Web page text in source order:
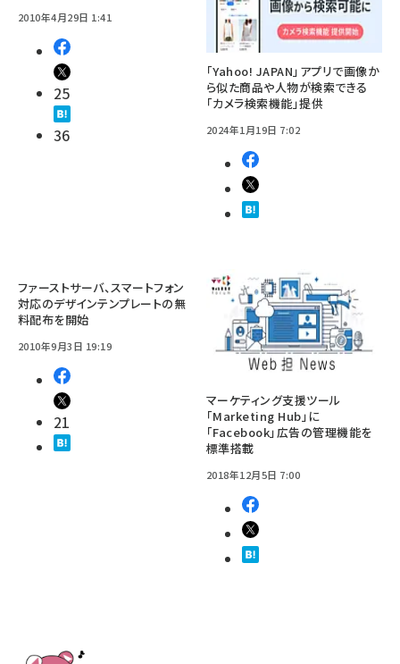
2010年4月29日 1:41
25
36
「Yahoo! JAPAN」アプリで画像か
ら似た商品や人物が検索できる
「カメラ検索機能」提供
2024年1月19日 7:02
ファーストサーバ、スマートフォン
対応のデザインテンプレートの無
料配布を開始
2010年9月3日 19:19
21
マーケティング支援ツール
「Marketing Hub」に
「Facebook」広告の管理機能を
標準搭載
2018年12月5日 7:00